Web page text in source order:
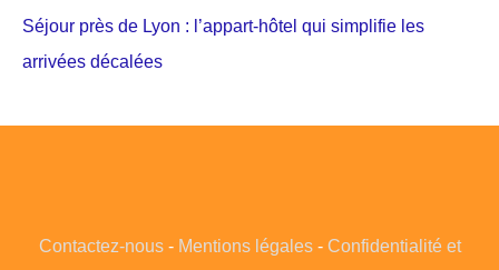
Séjour près de Lyon : l’appart-hôtel qui simplifie les
arrivées décalées
Contactez-nous- Mentions légales- Confidentialité et